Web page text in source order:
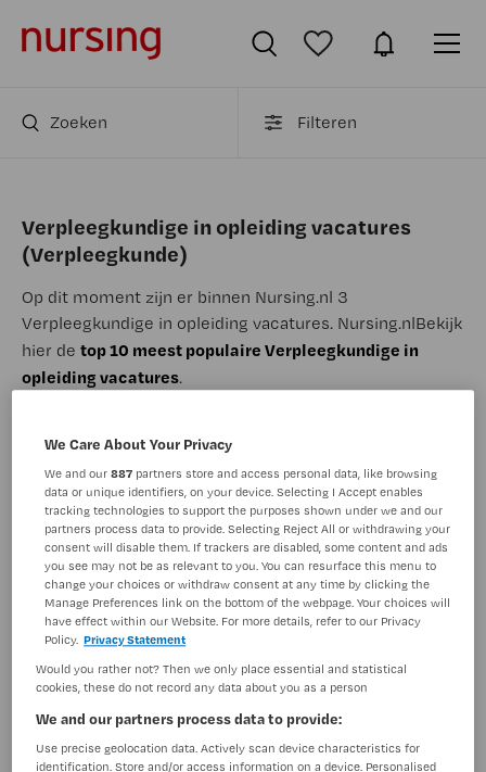
Zoeken Filteren
Verpleegkundige in opleiding vacatures
(Verpleegkunde)
Op dit moment zijn er binnen Nursing.nl 3
Verpleegkundige in opleiding vacatures. Nursing.nlBekijk
hier de top 10 meest populaire Verpleegkundige in
opleiding vacatures.
JobAlert instellen
3 vacatures gevonden
Versnelde BBL-opleiding
verpleegkunde
St. Antonius Ziekenhuis,Utrecht
We Care About Your Privacy
We and our887 partners store and access personal data, like browsing
data or unique identifiers, on your device. Selecting I Accept enables
tracking technologies to support the purposes shown under we and our
partners process data to provide. Selecting Reject All or withdrawing your
consent will disable them. If trackers are disabled, some content and ads
you see may not be as relevant to you. You can resurface this menu to
change your choices or withdraw consent at any time by clicking the
Manage Preferences link on the bottom of the webpage. Your choices will
have effect within our Website. For more details, refer to our Privacy
Policy. Privacy Statement
Would you rather not? Then we only place essential and statistical
cookies, these do not record any data about you as a person
We and our partners process data to provide:
Use precise geolocation data. Actively scan device characteristics for
identification. Store and/or access information on a device. Personalised